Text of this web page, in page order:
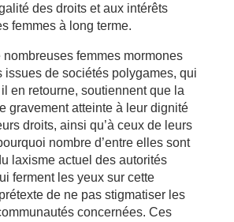
des droits et aux intérêts
femmes à long terme.
femmes mormones
issues de sociétés polygames, qui
en retourne, soutiennent que la
gravement atteinte à leur dignité
droits, ainsi qu’à ceux de leurs
nombre d’entre elles sont
laxisme actuel des autorités
ferment les yeux sur cette
de ne pas stigmatiser les
concernées. Ces